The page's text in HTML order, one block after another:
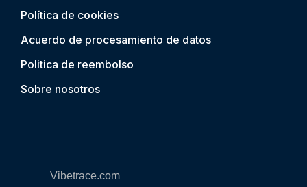
Política de cookies
Acuerdo de procesamiento de datos
Politica de reembolso
Sobre nosotros
Vibetrace.com